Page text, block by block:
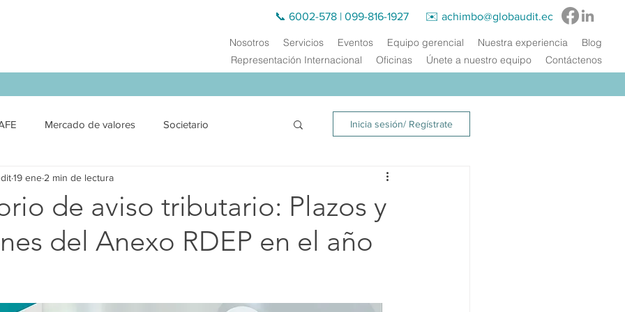
📞 6002-578 | 099-816-1927‬ ✉️ achimbo@globaudit.ec
Nosotros Servicios Eventos Equipo gerencial Nuestra experiencia
Blog
Representación Internacional
Oficinas Únete a nuestro equipo Contáctenos
Mercado de valores Societario
Financiero y SEPS
Derecho Público Energía Eléctrica Energética
Inicia sesión/ Regístrate
de aviso tributario: Plazos y
del Anexo RDEP en el año
19 ene 2 min de lectura